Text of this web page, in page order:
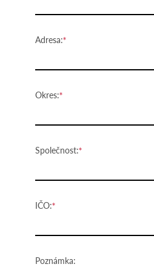
Adresa:
Okres:
Společnost:
IČO:
Poznámka: